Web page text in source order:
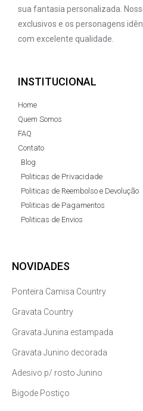
sua fantasia personalizada.
exclusivos e os personagens
com excelente qualidade.
INSTITUCIONAL
Home
Quem Somos
FAQ
Contato
Blog
Politicas de Privacidade
Politicas de Reembolso e Devolução
Politicas de Pagamentos
Politicas de Envios
NOVIDADES
Ponteira Camisa Country
Gravata Country
Gravata Junina estampada
Gravata Junino decorada
Adesivo p/ rosto Junino
Bigode Postiço